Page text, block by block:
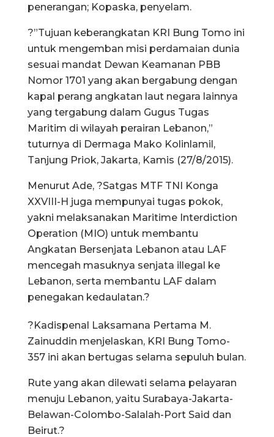
penerangan; Kopaska, penyelam.
?”Tujuan keberangkatan KRI Bung Tomo ini
untuk mengemban misi perdamaian dunia
sesuai mandat Dewan Keamanan PBB
Nomor 1701 yang akan bergabung dengan
kapal perang angkatan laut negara lainnya
yang tergabung dalam Gugus Tugas
Maritim di wilayah perairan Lebanon,”
tuturnya di Dermaga Mako Kolinlamil,
Tanjung Priok, Jakarta, Kamis (27/8/2015).
Menurut Ade, ?Satgas MTF TNI Konga
XXVIII-H juga mempunyai tugas pokok,
yakni melaksanakan Maritime Interdiction
Operation (MIO) untuk membantu
Angkatan Bersenjata Lebanon atau LAF
mencegah masuknya senjata illegal ke
Lebanon, serta membantu LAF dalam
penegakan kedaulatan.?
?Kadispenal Laksamana Pertama M.
Zainuddin menjelaskan, KRI Bung Tomo-
357 ini akan bertugas selama sepuluh bulan.
Rute yang akan dilewati selama pelayaran
menuju Lebanon, yaitu Surabaya-Jakarta-
Belawan-Colombo-Salalah-Port Said dan
Beirut.?